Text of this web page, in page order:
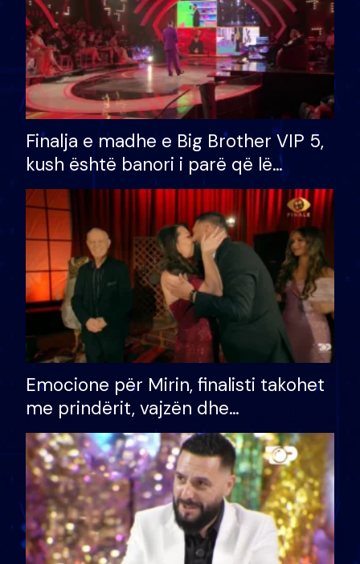
Finalja e madhe e Big Brother VIP 5,
kush është banori i parë që lë
shtëpinë dhe humb mundësinë për
të fituar çmimin e madh
Emocione për Mirin, finalisti takohet
me prindërit, vajzën dhe
bashkëshorten: S’kemi ndonjë letër
divorci apo jo?